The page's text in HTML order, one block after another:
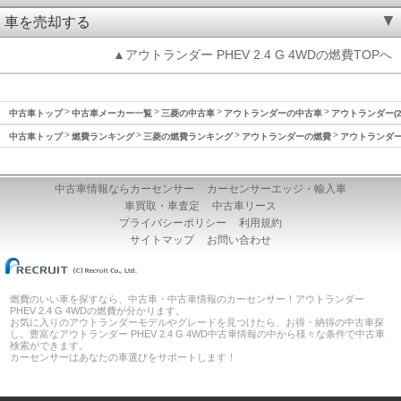
車を売却する
▲アウトランダー PHEV 2.4 G 4WDの燃費TOPへ
中古車トップ 中古車メーカー一覧 三菱の中古車 アウトランダーの中古車 アウトランダー
中古車トップ 燃費ランキング 三菱の燃費ランキング アウトランダーの燃費 アウトランダ
中古車情報ならカーセンサー
カーセンサーエッジ・輸入車
車買取・車査定
中古車リース
プライバシーポリシー
利用規約
サイトマップ
お問い合わせ
燃費のいい車を探すなら、中古車・中古車情報のカーセンサー！アウトランダー
PHEV 2.4 G 4WDの燃費が分かります。
お気に入りのアウトランダーモデルやグレードを見つけたら、お得・納得の中古車探
し。豊富なアウトランダー PHEV 2.4 G 4WD中古車情報の中から様々な条件で中古車
検索ができます。
カーセンサーはあなたの車選びをサポートします！